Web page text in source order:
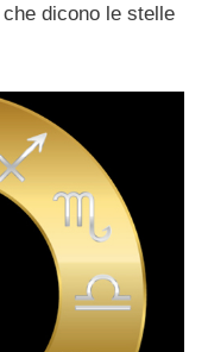
dicono le stelle